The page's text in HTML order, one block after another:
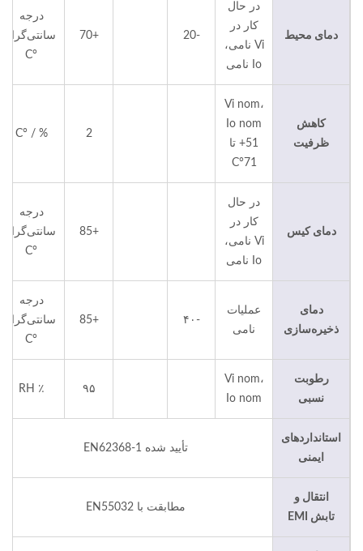
دمای محیط
در حال
کار در
Vi نامی،
Io نامی
-20
+70
درجه
سانتی‌گراد
°C
کاهش
ظرفیت
Vi nom،
Io nom
+51 تا
71°C
2
% / °C
دمای کیس
در حال
کار در
Vi نامی،
Io نامی
+85
درجه
سانتی‌گراد
°C
دمای
ذخیره‌سازی
عملیات
نامی
-۴۰ +85
درجه
سانتی‌گراد
°C
رطوبت
نسبی
Vi nom،
Io nom
۹۵ ٪ RH
استانداردهای
ایمنی
تأیید شده EN62368-1
انتقال و
تابش EMI
مطابقت با EN55032